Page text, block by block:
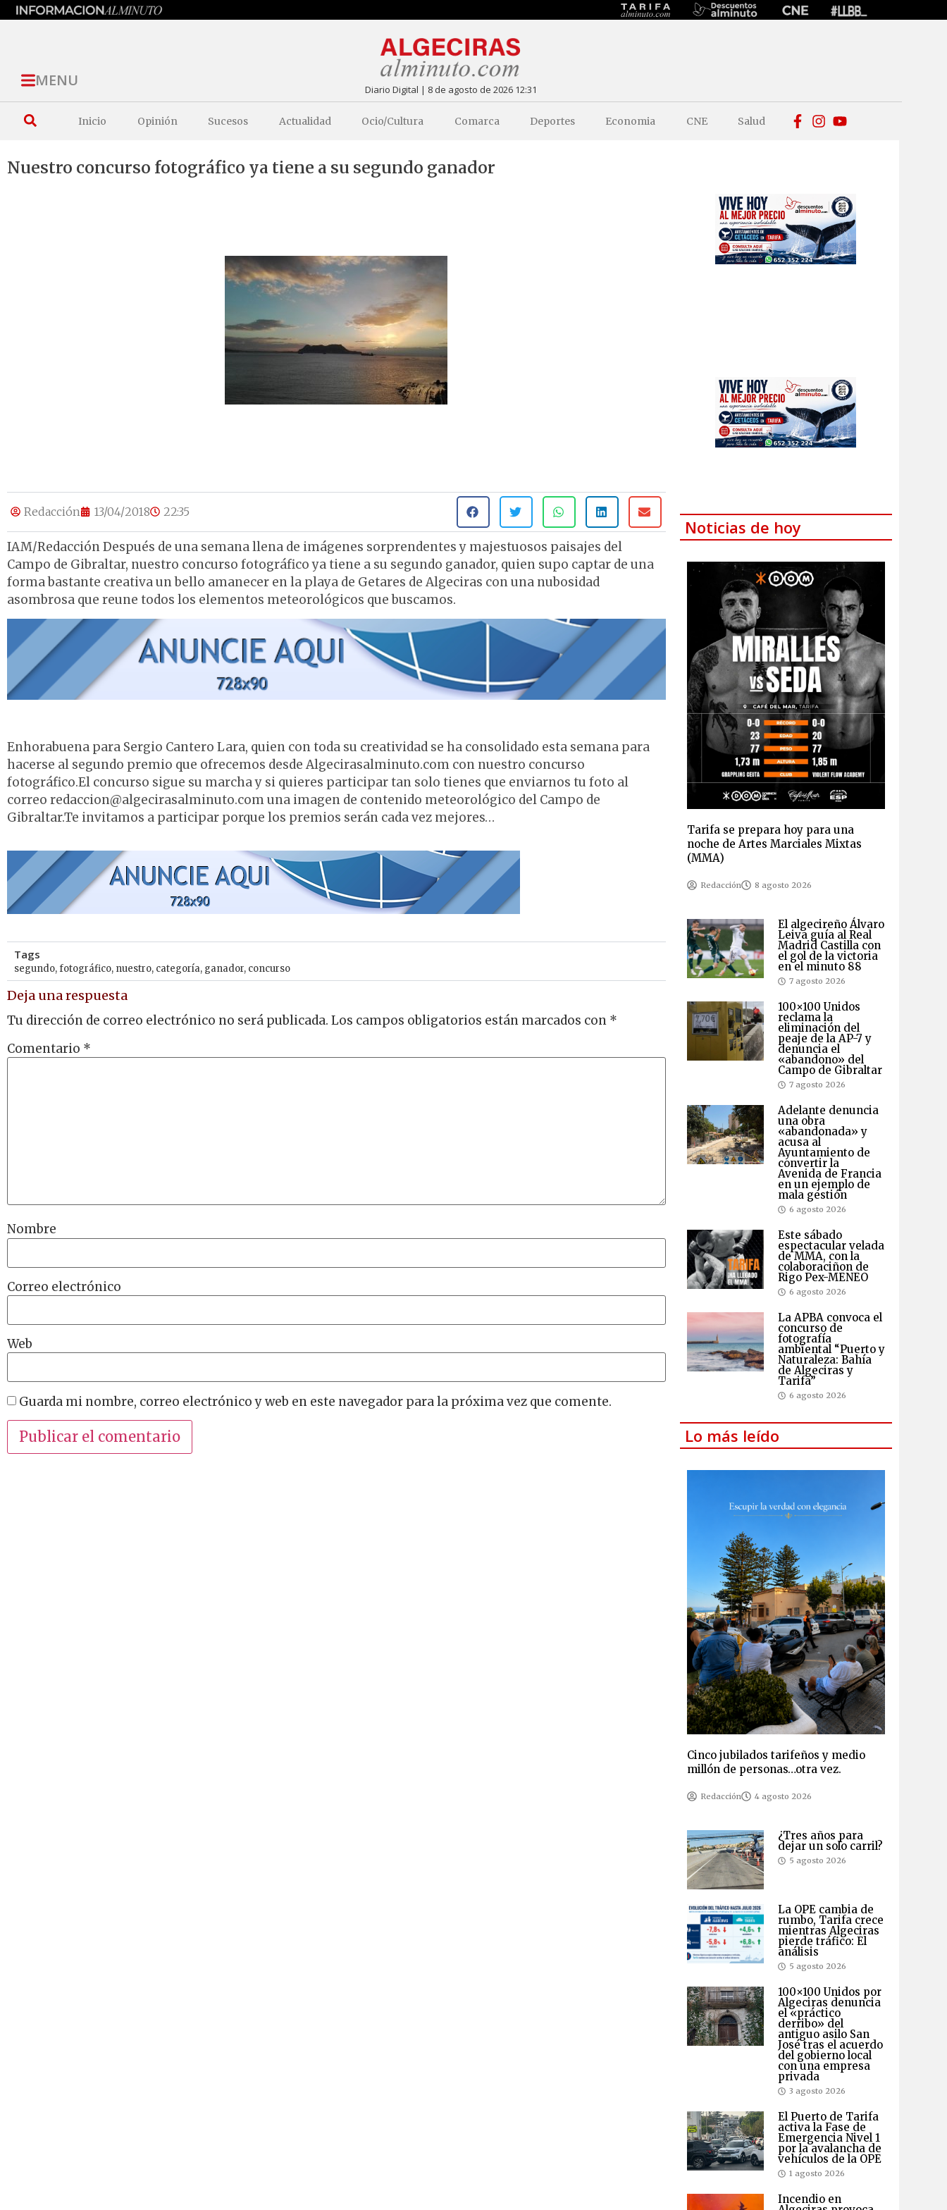
MENU Diario Digital | 8 de agosto de 2026 12:31
Inicio Opinión Sucesos Actualidad Ocio/Cultura Comarca Deportes Economia CNE Salud
Nuestro concurso fotográfico ya tiene a su segundo ganador
Redacción 13/04/2018 22:35
IAM/Redacción Después de una semana llena de imágenes sorprendentes y majestuosos paisajes del
Campo de Gibraltar, nuestro concurso fotográfico ya tiene a su segundo ganador, quien supo captar de una
forma bastante creativa un bello amanecer en la playa de Getares de Algeciras con una nubosidad
asombrosa que reune todos los elementos meteorológicos que buscamos.
Enhorabuena para Sergio Cantero Lara, quien con toda su creatividad se ha consolidado esta semana para
hacerse al segundo premio que ofrecemos desde Algecirasalminuto.com con nuestro concurso
fotográfico.El concurso sigue su marcha y si quieres participar tan solo tienes que enviarnos tu foto al
correo redaccion@algecirasalminuto.com una imagen de contenido meteorológico del Campo de
Gibraltar.Te invitamos a participar porque los premios serán cada vez mejores…
Tags
segundo,fotográfico, nuestro, categoría, ganador, concurso
Deja una respuesta
Tu dirección de correo electrónico no será publicada. Los campos obligatorios están marcados con *
Comentario *
Nombre
Correo electrónico
Web
Guarda mi nombre, correo electrónico y web en este navegador para la próxima vez que comente.
Noticias de hoy
Tarifa se prepara hoy para una
noche de Artes Marciales Mixtas
(MMA)
Redacción 8 agosto 2026
El algecireño Álvaro
Leiva guía al Real
Madrid Castilla con
el gol de la victoria
en el minuto 88
7 agosto 2026
100×100 Unidos
reclama la
eliminación del
peaje de la AP-7 y
denuncia el
«abandono» del
Campo de Gibraltar
7 agosto 2026
Adelante denuncia
una obra
«abandonada» y
acusa al
Ayuntamiento de
convertir la
Avenida de Francia
en un ejemplo de
mala gestión
6 agosto 2026
Este sábado
espectacular velada
de MMA, con la
colaboraciñon de
Rigo Pex-MENEO
6 agosto 2026
La APBA convoca el
concurso de
fotografía
ambiental “Puerto y
Naturaleza: Bahía
de Algeciras y
Tarifa”
6 agosto 2026
Lo más leído
Cinco jubilados tarifeños y medio
millón de personas…otra vez.
Redacción 4 agosto 2026
¿Tres años para
dejar un solo carril?
5 agosto 2026
La OPE cambia de
rumbo, Tarifa crece
mientras Algeciras
pierde tráfico: El
análisis
5 agosto 2026
100×100 Unidos por
Algeciras denuncia
el «práctico
derribo» del
antiguo asilo San
José tras el acuerdo
del gobierno local
con una empresa
privada
3 agosto 2026
El Puerto de Tarifa
activa la Fase de
Emergencia Nivel 1
por la avalancha de
vehículos de la OPE
1 agosto 2026
Incendio en